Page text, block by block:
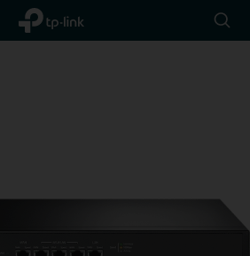
TP-Link,
Reliably
icon